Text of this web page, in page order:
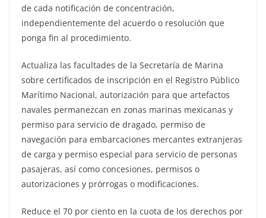
de cada notificación de concentración,
independientemente del acuerdo o resolución que
ponga fin al procedimiento.
Actualiza las facultades de la Secretaría de Marina
sobre certificados de inscripción en el Registro Público
Marítimo Nacional, autorización para que artefactos
navales permanezcan en zonas marinas mexicanas y
permiso para servicio de dragado, permiso de
navegación para embarcaciones mercantes extranjeras
de carga y permiso especial para servicio de personas
pasajeras, así como concesiones, permisos o
autorizaciones y prórrogas o modificaciones.
Reduce el 70 por ciento en la cuota de los derechos por